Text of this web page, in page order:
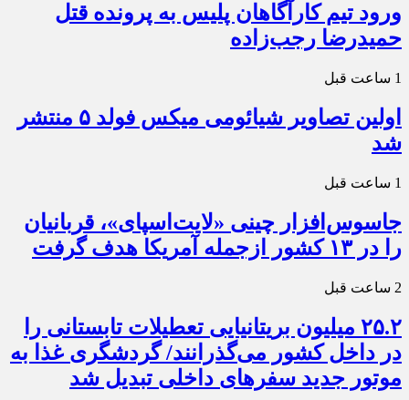
ورود تیم کارآگاهان پلیس به پرونده قتل
حمیدرضا رجب‌زاده
1 ساعت قبل
اولین تصاویر شیائومی میکس فولد ۵ منتشر
شد
1 ساعت قبل
جاسوس‌افزار چینی «لایت‌اسپای»، قربانیان
را در ۱۳ کشور ازجمله آمریکا هدف گرفت
2 ساعت قبل
۲۵.۲ میلیون بریتانیایی تعطیلات تابستانی را
در داخل کشور می‌گذرانند/ گردشگری غذا به
موتور جدید سفرهای داخلی تبدیل شد